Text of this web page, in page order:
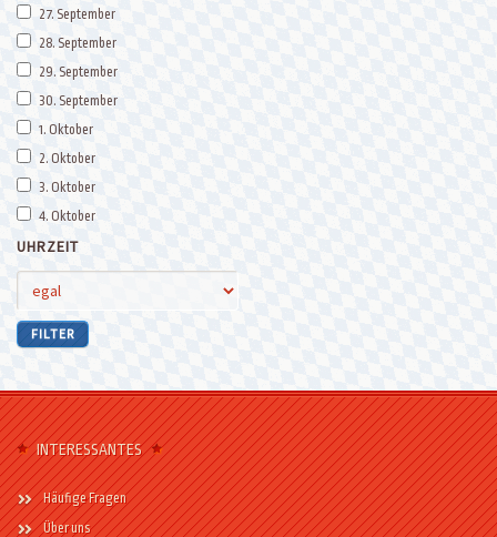
27. September
28. September
29. September
30. September
1. Oktober
2. Oktober
3. Oktober
4. Oktober
UHRZEIT
INTERESSANTES
Häufige Fragen
Über uns